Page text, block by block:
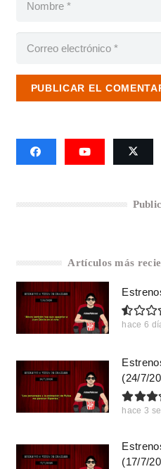
PUBLICAR EL
Artículos más
hace 6
(24/7/
hace 3
(17/7/